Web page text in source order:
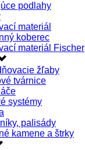
podlahy
materiál
koberec
materiál Fischer
žľaby
tvárnice
systémy
palisády
kamene a štrky